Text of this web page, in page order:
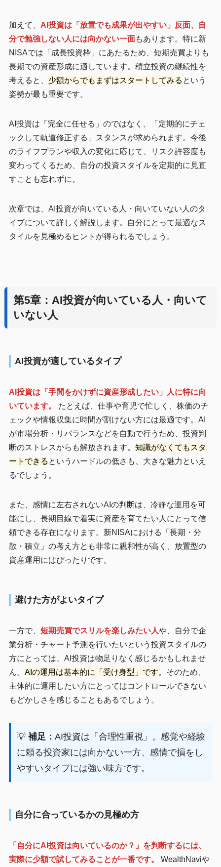
加えて、 AI投資は「放置でも成果が出やすい」反面、自
分で勉強しない人には向かない一面もあります。特に新
NISAでは「成長投資枠」にあたるため、短期売買よりも
長期での資産形成に適しています。積立投資の継続性を
考えると、 少額からでもまずはスタートしてみる という
姿勢が最も重要です。
AI投資は「完全に任せる」のではなく、「定期的にチェ
ックして軌道修正する」スタンスが求められます。今後
のライフプランや収入の変化に応じて、リスク許容度も
変わってくるため、自分の投資スタイルを定期的に見直
すことも忘れずに。
次章では、AI投資が向いている人・向いていない人のタ
イプについて詳しく解説します。自分にとって最適なス
タイルを見極めるヒントが得られるでしょう。
第5章：AI投資が向いている人・向いて
いない人
AI投資が適しているタイプ
AI投資は「手間をかけずに資産形成したい」人に特に向
いています。
たとえば、仕事や育児で忙しく、株価のチ
ェックや情報収集に時間が割けない方には最適です。AI
が市場分析・リバランスなどを自動で行うため、投資判
断のストレスからも解放されます。 知識がなくてもスタ
ートできる というハードルの低さも、大きな魅力といえ
るでしょう。
また、感情に左右されないAIの判断は、冷静な運用を可
能にし、長期目線で着実に資産を育てたい人にとって信
頼できる存在になります。新NISAにおける「長期・分
散・積立」の考え方とも非常に親和性が高く、放置型の
資産運用にはぴったりです。
避けた方がよいタイプ
一方で、 短期売買でスリルを楽しみたい人や、自分で企
業分析・チャート予測を行いたいという投資スタイルの
方にとっては、AI投資は物足りなく感じるかもしれませ
ん。 AIの運用は基本的に「受け身型」です。そのため、
主体的に運用したい方にとってはコントロールできない
もどかしさを感じることもあるでしょう。
💡 補足： AI投資は「合理性重視」。感覚や経験
に頼る投資家には向かない一方、感情で損をし
やすいタイプには強い味方です。
自分に合っているかの見極め方
「自分にAI投資は向いているのか？」を判断するには、
実際に少額で試してみることが一番です。
WealthNaviや